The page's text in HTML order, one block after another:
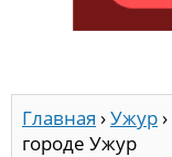
Главная ›Ужур›
городе Ужур